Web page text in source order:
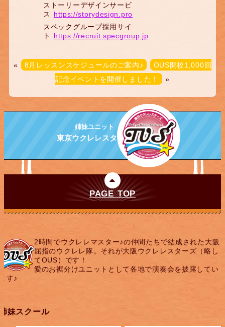
ストーリーデザインサービ
ス https://storydesign.pro
スペックグループ採用サイ
ト https://recruit.specgroup.jp
« 8月レッスンスケジュールのご案内♪
OUS開校1,000回
記念イベントを開催しました！
»
姉妹ユニット
東京ウクレレスターズ
PAGE TOP
2時間でウクレレマスター♪の仲間たちで結成された大阪
屈指のウクレレ隊。それが大阪ウクレレスターズ（略し
てOUS）です！
愛のお裾分けユニットとして各地で演奏会を披露してい
す♪
妹スクール